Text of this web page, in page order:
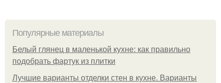
Популярные материалы
Белый глянец в маленькой кухне: как правильно
подобрать фартук из плитки
Лучшие варианты отделки стен в кухне. Варианты